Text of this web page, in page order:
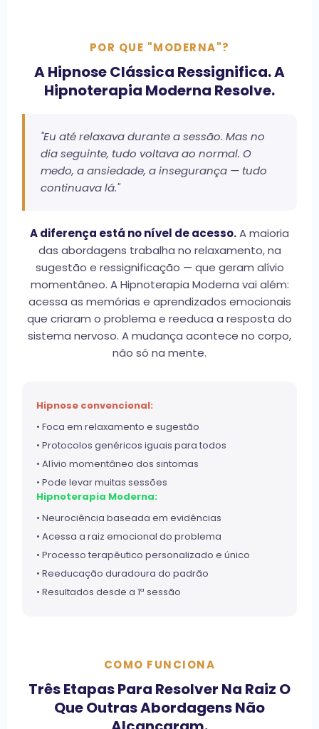
POR QUE "MODERNA"?
A Hipnose Clássica Ressignifica. A
Hipnoterapia Moderna Resolve.
"Eu até relaxava durante a sessão. Mas no
dia seguinte, tudo voltava ao normal. O
medo, a ansiedade, a insegurança — tudo
continuava lá."
A diferença está no nível de acesso.A maioria
das abordagens trabalha no relaxamento, na
sugestão e ressignificação — que geram alívio
momentâneo. A Hipnoterapia Moderna vai além:
acessa as memórias e aprendizados emocionais
que criaram o problema e reeduca a resposta do
sistema nervoso. A mudança acontece no corpo,
não só na mente.
Hipnose convencional:
• Foca em relaxamento e sugestão
• Protocolos genéricos iguais para todos
• Alívio momentâneo dos sintomas
• Pode levar muitas sessões
Hipnoterapia Moderna:
• Neurociência baseada em evidências
• Acessa a raiz emocional do problema
• Processo terapêutico personalizado e único
• Reeducação duradoura do padrão
• Resultados desde a 1ª sessão
COMO FUNCIONA
Três Etapas Para Resolver Na Raiz O
Que Outras Abordagens Não